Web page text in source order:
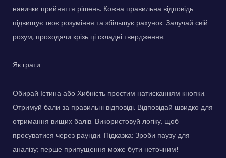
навички прийняття рішень. Кожна правильна відповідь
підвищує твоє розуміння та збільшує рахунок. Залучай свій
розум, проходячи крізь ці складні твердження.
Як грати
Обирай Істина або Хибність простим натисканням кнопки.
Отримуй бали за правильні відповіді. Відповідай швидко для
отримання вищих балів. Використовуй логіку, щоб
просуватися через раунди. Підказка: Зроби паузу для
аналізу; перше припущення може бути неточним!